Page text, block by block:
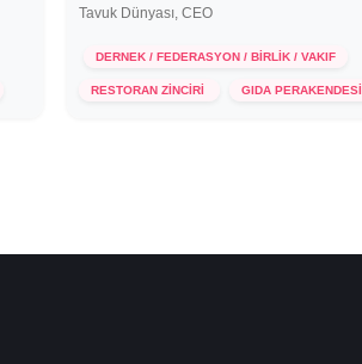
Tavuk Dünyası, CEO
DERNEK / FEDERASYON / BİRLİK / VAKIF
RESTORAN ZİNCİRİ GIDA PERAKENDESİ